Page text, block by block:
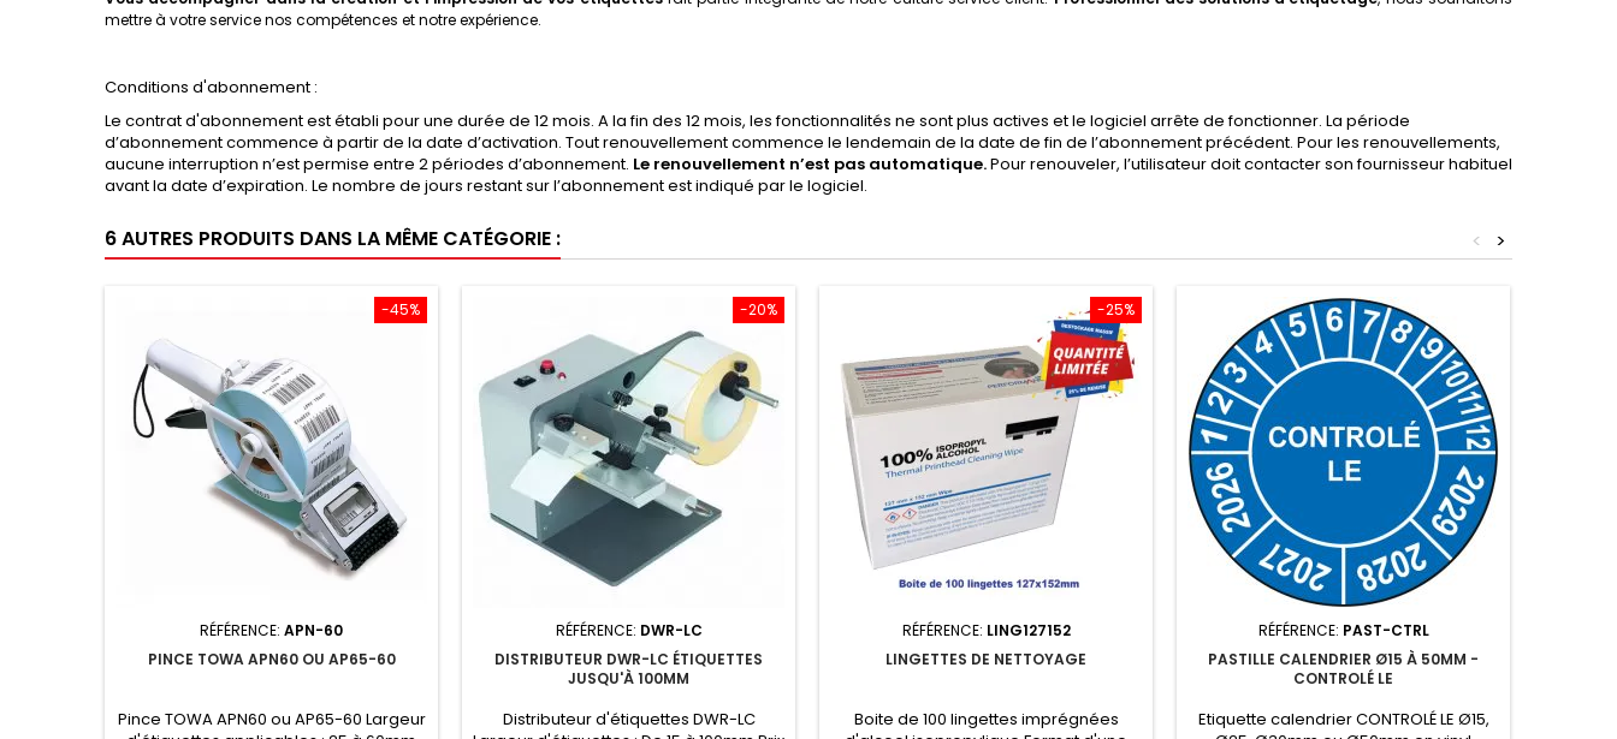
mettre à votre service nos compétences et notre expérience.
Conditions d'abonnement :
Le contrat d'abonnement est établi pour une durée de 12 mois. A la fin des 12 mois, les fonctionnalités ne sont plus actives et le logiciel arrête de fonctionner. La période
d’abonnement commence à partir de la date d’activation. Tout renouvellement commence le lendemain de la date de fin de l’abonnement précédent. Pour les renouvellements,
aucune interruption n’est permise entre 2 périodes d’abonnement. Le renouvellement n’est pas automatique.Pour renouveler, l’utilisateur doit contacter son fournisseur habituel
avant la date d’expiration. Le nombre de jours restant sur l’abonnement est indiqué par le logiciel.
6 AUTRES PRODUITS DANS LA MÊME CATÉGORIE : >
<
-45%
RÉFÉRENCE: APN-60
PINCE TOWA APN60 OU AP65-60
Pince TOWA APN60 ou AP65-60 Largeur
-20%
RÉFÉRENCE: DWR-LC
DISTRIBUTEUR DWR-LC ÉTIQUETTES
JUSQU'À 100MM
Distributeur d'étiquettes DWR-LC
-25%
RÉFÉRENCE: LING127152
LINGETTES DE NETTOYAGE
Boite de 100 lingettes imprégnées
RÉFÉRENCE: PAST-CTRL
PASTILLE CALENDRIER Ø15 À 50MM -
CONTROLÉ LE
Etiquette calendrier CONTROLÉ LE Ø15,